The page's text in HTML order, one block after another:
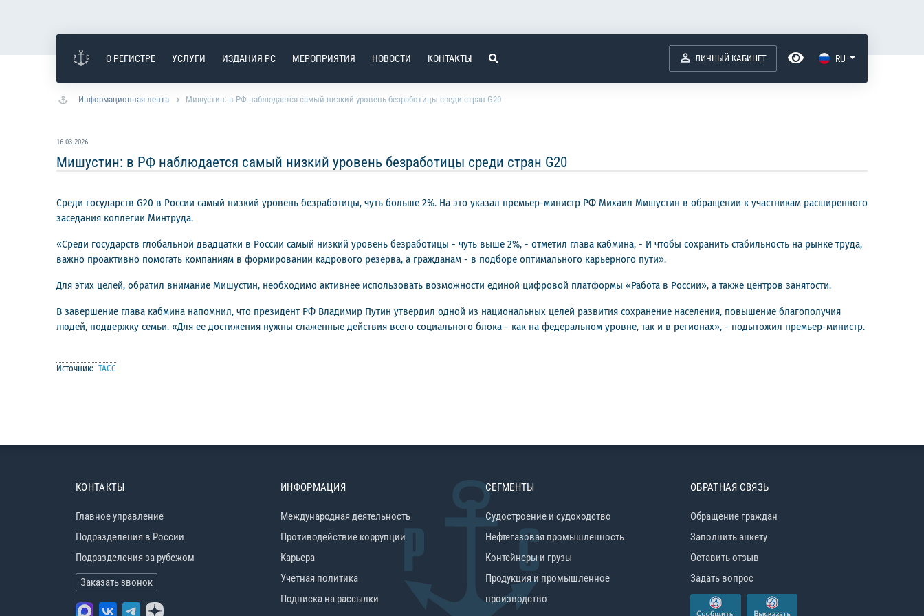
О РЕГИСТРЕ УСЛУГИ ИЗДАНИЯ РС МЕРОПРИЯТИЯ НОВОСТИ КОНТАКТЫ ЛИЧНЫЙ КАБИНЕТ RU
Информационная лента Мишустин: в РФ наблюдается самый низкий уровень безработицы среди стран G20
16.03.2026
Мишустин: в РФ наблюдается самый низкий уровень безработицы среди стран G20
Среди государств G20 в России самый низкий уровень безработицы, чуть больше 2%. На это указал премьер-министр РФ Михаил Мишустин в обращении к участникам расширенного
заседания коллегии Минтруда.
«Среди государств глобальной двадцатки в России самый низкий уровень безработицы - чуть выше 2%, - отметил глава кабмина, - И чтобы сохранить стабильность на рынке труда,
важно проактивно помогать компаниям в формировании кадрового резерва, а гражданам - в подборе оптимального карьерного пути».
Для этих целей, обратил внимание Мишустин, необходимо активнее использовать возможности единой цифровой платформы «Работа в России», а также центров занятости.
В завершение глава кабмина напомнил, что президент РФ Владимир Путин утвердил одной из национальных целей развития сохранение населения, повышение благополучия
людей, поддержку семьи. «Для ее достижения нужны слаженные действия всего социального блока - как на федеральном уровне, так и в регионах», - подытожил премьер-министр.
Источник: ТАСС
КОНТАКТЫ
Главное управление
Подразделения в России
Подразделения за рубежом
Заказать звонок
ИНФОРМАЦИЯ
Международная деятельность
Противодействие коррупции
Карьера
Учетная политика
Подписка на рассылки
СЕГМЕНТЫ
Судостроение и судоходство
Нефтегазовая промышленность
Контейнеры и грузы
Продукция и промышленное
производство
ОБРАТНАЯ СВЯЗЬ
Обращение граждан
Заполнить анкету
Оставить отзыв
Задать вопрос